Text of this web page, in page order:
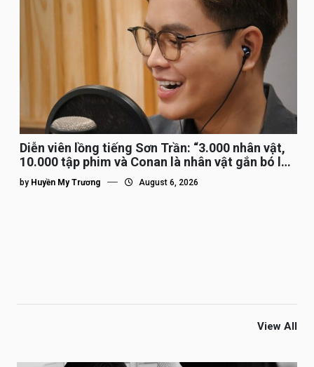
Diễn viên lồng tiếng Sơn Trần: “3.000 nhân vật,
10.000 tập phim và Conan là nhân vật gắn bó lâu
nhất”
by Huyền My Trương August 6, 2026
View All